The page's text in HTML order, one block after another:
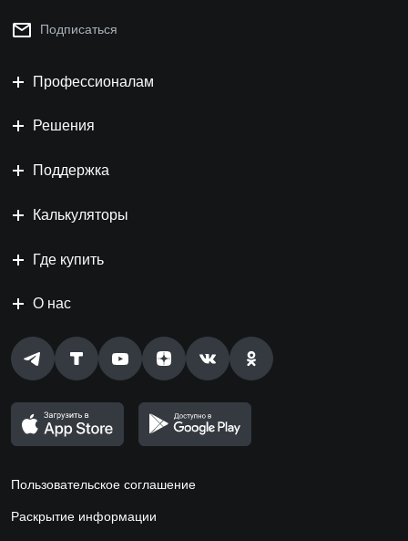
Подписаться
Профессионалам
Решения
Поддержка
Калькуляторы
Где купить
О нас
Пользовательское соглашение
Раскрытие информации